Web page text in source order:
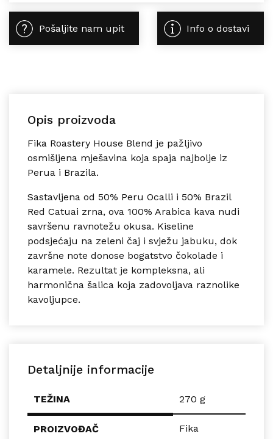
Pošaljite nam upit Info o dostavi
Opis proizvoda
Fika Roastery House Blend je pažljivo
osmišljena mješavina koja spaja najbolje iz
Perua i Brazila.
Sastavljena od 50% Peru Ocalli i 50% Brazil
Red Catuai zrna, ova 100% Arabica kava nudi
savršenu ravnotežu okusa. Kiseline
podsjećaju na zeleni čaj i svježu jabuku, dok
završne note donose bogatstvo čokolade i
karamele. Rezultat je kompleksna, ali
harmonična šalica koja zadovoljava raznolike
kavoljupce.
Detaljnije informacije
TEŽINA 270 g
PROIZVOĐAČ Fika